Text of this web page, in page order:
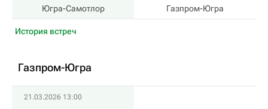
Югра-Самотлор Газпром-Югра
История встреч
Газпром-Югра
21.03.2026 13:00